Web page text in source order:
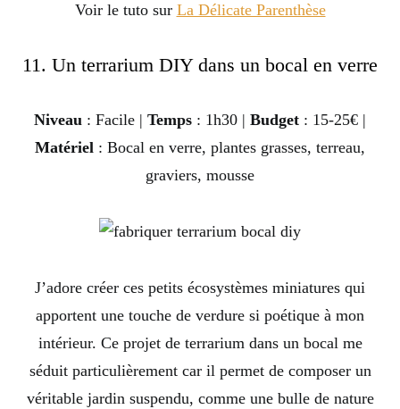
Voir le tuto sur La Délicate Parenthèse
11. Un terrarium DIY dans un bocal en verre
Niveau : Facile | Temps : 1h30 | Budget : 15-25€ |
Matériel : Bocal en verre, plantes grasses, terreau,
graviers, mousse
J’adore créer ces petits écosystèmes miniatures qui
apportent une touche de verdure si poétique à mon
intérieur. Ce projet de terrarium dans un bocal me
séduit particulièrement car il permet de composer un
véritable jardin suspendu, comme une bulle de nature